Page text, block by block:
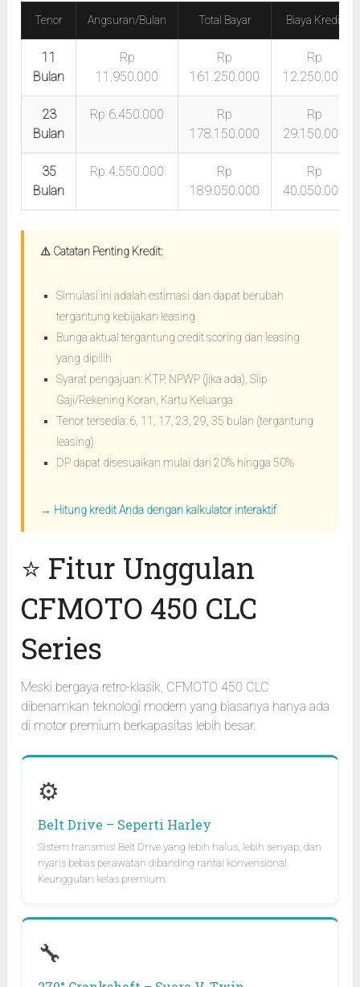
Tenor Angsuran/Bulan Total Bayar Biaya Kredit
11
Bulan
Rp
11.950.000
Rp
161.250.000
Rp
12.250.000
23
Bulan
Rp 6.450.000
Rp
178.150.000
Rp
29.150.000
35
Bulan
Rp 4.550.000
Rp
189.050.000
Rp
40.050.000
⚠️ Catatan Penting Kredit:
Simulasi ini adalah estimasi dan dapat berubah
tergantung kebijakan leasing
Bunga aktual tergantung credit scoring dan leasing
yang dipilih
Syarat pengajuan: KTP, NPWP (jika ada), Slip
Gaji/Rekening Koran, Kartu Keluarga
Tenor tersedia: 6, 11, 17, 23, 29, 35 bulan (tergantung
leasing)
DP dapat disesuaikan mulai dari 20% hingga 50%
→ Hitung kredit Anda dengan kalkulator interaktif
⭐ Fitur Unggulan
CFMOTO 450 CLC
Series
Meski bergaya retro-klasik, CFMOTO 450 CLC
dibenamkan teknologi modern yang biasanya hanya ada
di motor premium berkapasitas lebih besar.
⚙️
Belt Drive – Seperti Harley
Sistem transmisi Belt Drive yang lebih halus, lebih senyap, dan
nyaris bebas perawatan dibanding rantai konvensional.
Keunggulan kelas premium.
🔧